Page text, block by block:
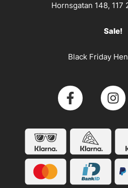
Hornsgatan 148, 117
Sale!
Black Friday